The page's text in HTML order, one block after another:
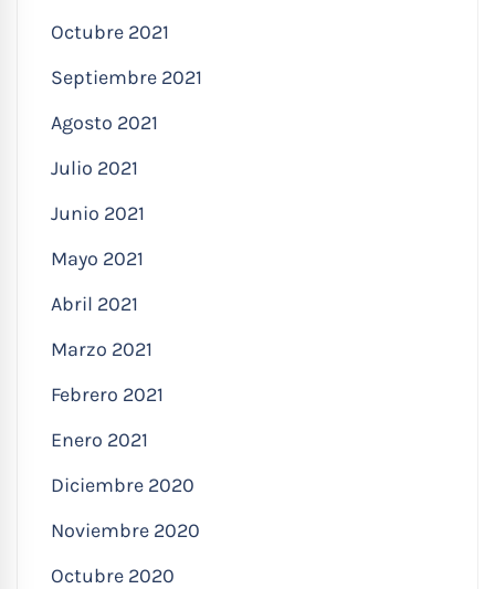
Octubre 2021
Septiembre 2021
Agosto 2021
Julio 2021
Junio 2021
Mayo 2021
Abril 2021
Marzo 2021
Febrero 2021
Enero 2021
Diciembre 2020
Noviembre 2020
Octubre 2020